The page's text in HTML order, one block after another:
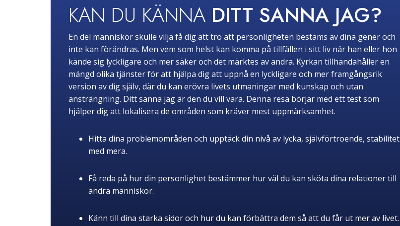
KAN DU KÄNNA DITT SANNA JAG?
En del människor skulle vilja få dig att tro att personligheten bestäms av dina gener och
inte kan förändras. Men vem som helst kan komma på tillfällen i sitt liv när han eller hon
kände sig lyckligare och mer säker och det märktes av andra. Kyrkan tillhandahåller en
mängd olika tjänster för att hjälpa dig att uppnå en lyckligare och mer framgångsrik
version av dig själv, där du kan erövra livets utmaningar med kunskap och utan
ansträngning. Ditt sanna jag är den du vill vara. Denna resa börjar med ett test som
hjälper dig att lokalisera de områden som kräver mest uppmärksamhet.
Hitta dina problemområden och upptäck din nivå av lycka, självförtroende, stabilitet
med mera.
Få reda på hur din personlighet bestämmer hur väl du kan sköta dina relationer till
andra människor.
Känn till dina starka sidor och hur du kan förbättra dem så att du får ut mer av livet.